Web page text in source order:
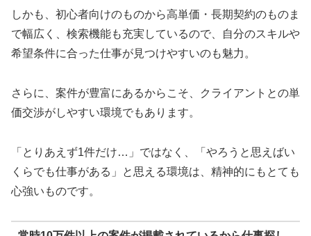
しかも、初心者向けのものから高単価・長期契約のものま
で幅広く、検索機能も充実しているので、自分のスキルや
希望条件に合った仕事が見つけやすいのも魅力。
さらに、案件が豊富にあるからこそ、クライアントとの単
価交渉がしやすい環境でもあります。
「とりあえず1件だけ…」ではなく、「やろうと思えばい
くらでも仕事がある」と思える環境は、精神的にもとても
心強いものです。